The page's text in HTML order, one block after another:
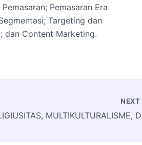
Pemasaran Era
Targeting dan
dan Content Marketing.
NEXT